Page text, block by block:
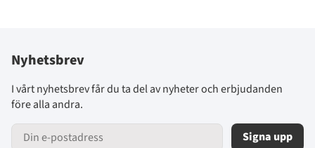
Nyhetsbrev
I vårt nyhetsbrev får du ta del av nyheter och erbjudanden
före alla andra.
Signa upp